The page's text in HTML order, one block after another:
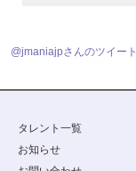
@jmaniajpさんのツイート
タレント一覧
お知らせ